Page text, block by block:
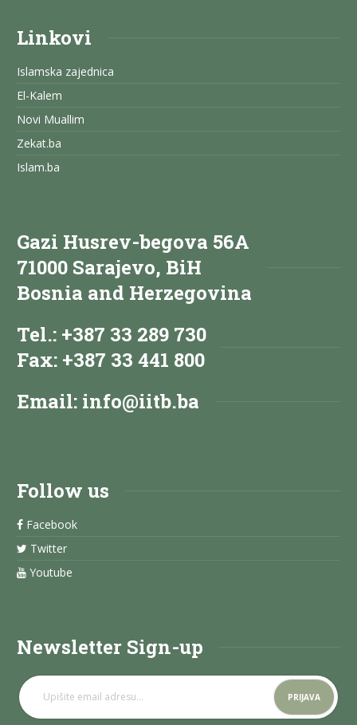
Linkovi
Islamska zajednica
El-Kalem
Novi Muallim
Zekat.ba
Islam.ba
Gazi Husrev-begova 56A
71000 Sarajevo, BiH
Bosnia and Herzegovina
Tel.: +387 33 289 730
Fax: +387 33 441 800
Email: info@iitb.ba
Follow us
Facebook
Twitter
Youtube
Newsletter Sign-up